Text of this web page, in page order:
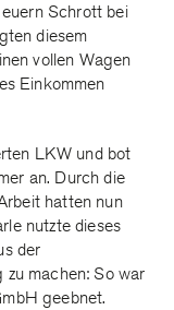
Schrott bei
diesem
vollen Wagen
Einkommen
LKW und bot
an. Durch die
hatten nun
nutzte dieses
der
machen: So war
geebnet.